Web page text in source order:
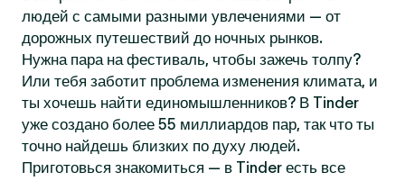
людей с самыми разными увлечениями — от
дорожных путешествий до ночных рынков.
Нужна пара на фестиваль, чтобы зажечь толпу?
Или тебя заботит проблема изменения климата, и
ты хочешь найти единомышленников? В Tinder
уже создано более 55 миллиардов пар, так что ты
точно найдешь близких по духу людей.
Приготовься знакомиться — в Tinder есть все